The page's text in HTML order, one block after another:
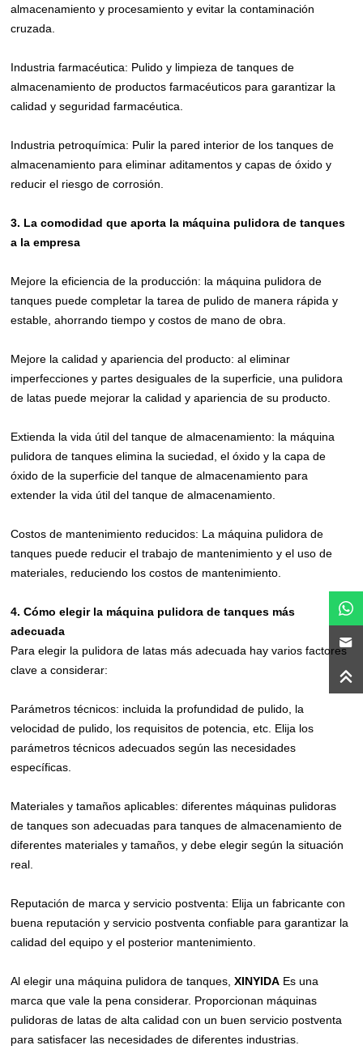
almacenamiento y procesamiento y evitar la contaminación
cruzada.
Industria farmacéutica: Pulido y limpieza de tanques de
almacenamiento de productos farmacéuticos para garantizar la
calidad y seguridad farmacéutica.
Industria petroquímica: Pulir la pared interior de los tanques de
almacenamiento para eliminar aditamentos y capas de óxido y
reducir el riesgo de corrosión.
3. La comodidad que aporta la máquina pulidora de tanques
a la empresa
Mejore la eficiencia de la producción: la máquina pulidora de
tanques puede completar la tarea de pulido de manera rápida y
estable, ahorrando tiempo y costos de mano de obra.
Mejore la calidad y apariencia del producto: al eliminar
imperfecciones y partes desiguales de la superficie, una pulidora
de latas puede mejorar la calidad y apariencia de su producto.
Extienda la vida útil del tanque de almacenamiento: la máquina
pulidora de tanques elimina la suciedad, el óxido y la capa de
óxido de la superficie del tanque de almacenamiento para
extender la vida útil del tanque de almacenamiento.
Costos de mantenimiento reducidos: La máquina pulidora de
tanques puede reducir el trabajo de mantenimiento y el uso de
materiales, reduciendo los costos de mantenimiento.
4. Cómo elegir la máquina pulidora de tanques más
adecuada
Para elegir la pulidora de latas más adecuada hay varios factores
clave a considerar:
Parámetros técnicos: incluida la profundidad de pulido, la
velocidad de pulido, los requisitos de potencia, etc. Elija los
parámetros técnicos adecuados según las necesidades
específicas.
Materiales y tamaños aplicables: diferentes máquinas pulidoras
de tanques son adecuadas para tanques de almacenamiento de
diferentes materiales y tamaños, y debe elegir según la situación
real.
Reputación de marca y servicio postventa: Elija un fabricante con
buena reputación y servicio postventa confiable para garantizar la
calidad del equipo y el posterior mantenimiento.
Al elegir una máquina pulidora de tanques,XINYIDA Es una
marca que vale la pena considerar. Proporcionan máquinas
pulidoras de latas de alta calidad con un buen servicio postventa
para satisfacer las necesidades de diferentes industrias.